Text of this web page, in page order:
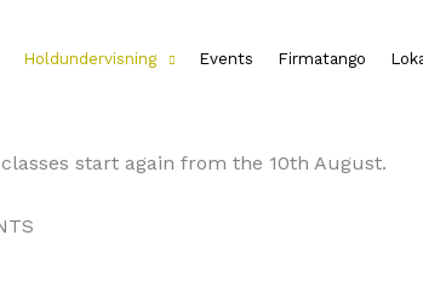
Holdundervisning Events Firmatango
start again from the 10th August.